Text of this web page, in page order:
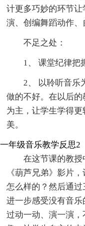
计更多巧妙的环节
演、创编舞蹈动作、
不足之处：
1、 课堂纪律把
2、 以聆听音乐
做的不好。在以后
为主，让学生学得
美。
一年级音乐教学反思2
在这节课的教
《葫芦兄弟》影片
怎么样的？然后通
进一步感受没有音
过动一动、演一演